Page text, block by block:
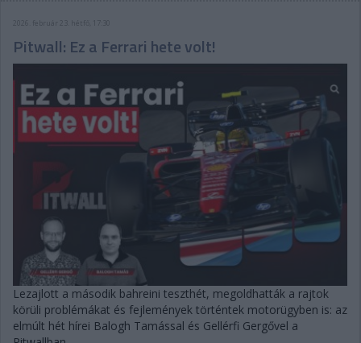
2026. február 23. hétfő, 17:30
Pitwall: Ez a Ferrari hete volt!
Lezajlott a második bahreini teszthét, megoldhatták a rajtok
körüli problémákat és fejlemények történtek motorügyben is: az
elmúlt hét hírei Balogh Tamással és Gellérfi Gergővel a